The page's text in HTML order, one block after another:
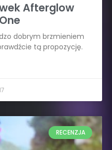
Afterglow
dobrym brzmieniem
tą propozycję.
RECENZJA